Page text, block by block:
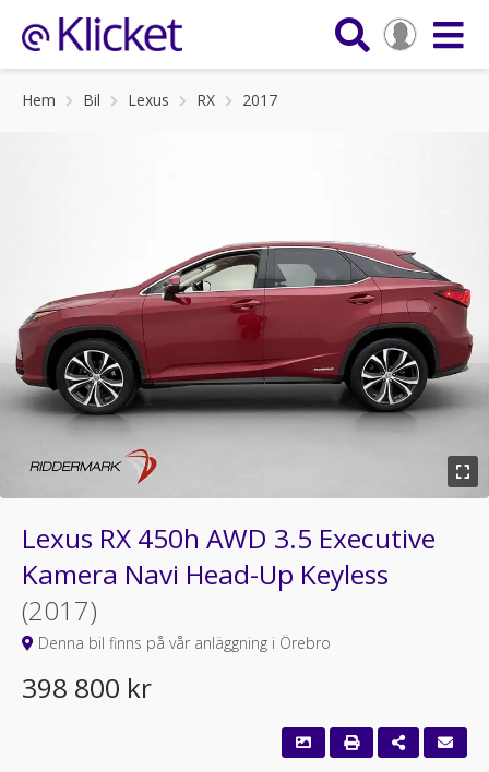
Hem Bil Lexus RX 2017
Lexus RX 450h AWD 3.5 Executive
Kamera Navi Head-Up Keyless
(2017)
Denna bil finns på vår anläggning i Örebro
398 800 kr